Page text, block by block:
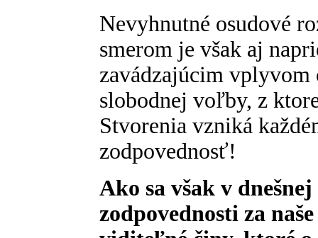
Nevyhnutné osudové
smerom je však aj
zavádzajúcim vplyvom
slobodnej voľby, z
Stvorenia vzniká
zodpovednosť!
Ako sa však v
zodpovednosti za